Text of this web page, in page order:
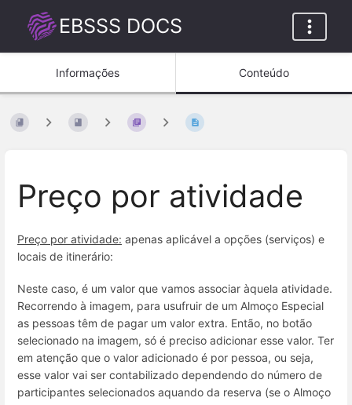
EBSSS DOCS
Informações Conteúdo
Preço por atividade
Preço por atividade: apenas aplicável a opções (serviços) e
locais de itinerário:
Neste caso, é um valor que vamos associar àquela atividade.
Recorrendo à imagem, para usufruir de um Almoço Especial
as pessoas têm de pagar um valor extra. Então, no botão
selecionado na imagem, só é preciso adicionar esse valor. Ter
em atenção que o valor adicionado é por pessoa, ou seja,
esse valor vai ser contabilizado dependendo do número de
participantes selecionados aquando da reserva (se o Almoço